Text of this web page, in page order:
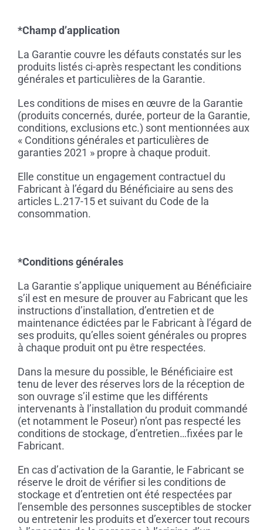
*Champ d’application
La Garantie couvre les défauts constatés sur les
produits listés ci-après respectant les conditions
générales et particulières de la Garantie.
Les conditions de mises en œuvre de la Garantie
(produits concernés, durée, porteur de la Garantie,
conditions, exclusions etc.) sont mentionnées aux
« Conditions générales et particulières de
garanties 2021 » propre à chaque produit.
Elle constitue un engagement contractuel du
Fabricant à l’égard du Bénéficiaire au sens des
articles L.217-15 et suivant du Code de la
consommation.
*Conditions générales
La Garantie s’applique uniquement au Bénéficiaire
s’il est en mesure de prouver au Fabricant que les
instructions d’installation, d’entretien et de
maintenance édictées par le Fabricant à l’égard de
ses produits, qu’elles soient générales ou propres
à chaque produit ont pu être respectées.
Dans la mesure du possible, le Bénéficiaire est
tenu de lever des réserves lors de la réception de
son ouvrage s’il estime que les différents
intervenants à l’installation du produit commandé
(et notamment le Poseur) n’ont pas respecté les
conditions de stockage, d’entretien…fixées par le
Fabricant.
En cas d’activation de la Garantie, le Fabricant se
réserve le droit de vérifier si les conditions de
stockage et d’entretien ont été respectées par
l’ensemble des personnes susceptibles de stocker
ou entretenir les produits et d’exercer tout recours